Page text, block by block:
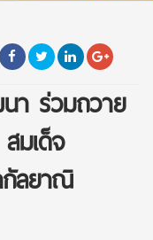
า ร่วมถวาย
มเด็จ
กัลยาณิ